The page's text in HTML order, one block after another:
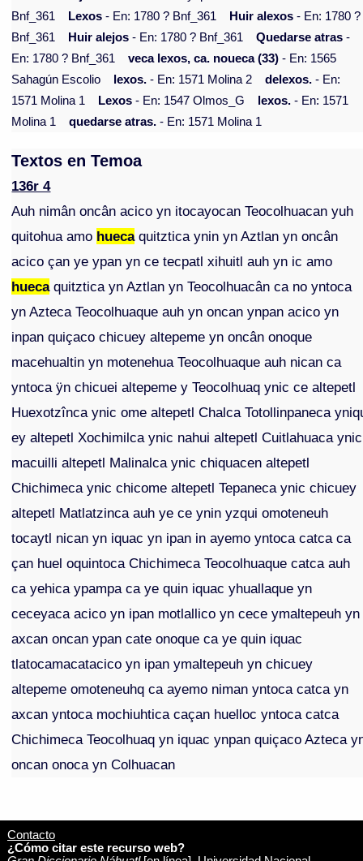
Bnf_361
Lexos - En: 1780 ? Bnf_361 Huir alexos - En: 1780 ?
Bnf_361
Huir alejos - En: 1780 ? Bnf_361 Quedarse atras -
En: 1780 ? Bnf_361
veca lexos, ca. noueca (33) - En: 1565
Sahagún Escolio
lexos. - En: 1571 Molina 2 delexos. - En:
1571 Molina 1
Lexos - En: 1547 Olmos_G lexos. - En: 1571
Molina 1
quedarse atras. - En: 1571 Molina 1
Textos en Temoa
136r 4
Auh nimân oncân acico yn itocayocan Teocolhuacan yuh
quitohua amo huecaquitztica ynin yn Aztlan yn oncân
acico çan ye ypan yn ce tecpatl xihuitl auh yn ic amo
huecaquitztica yn Aztlan yn Teocolhuacân ca no yntoca
yn Azteca Teocolhuaque auh yn oncan ynpan acico yn
inpan quiçaco chicuey altepeme yn oncân onoque
macehualtin yn motenehua Teocolhuaque auh nican ca
yntoca ÿn chicuei altepeme y Teocolhuaq ynic ce altepetl
Huexotzînca ynic ome altepetl Chalca Totollinpaneca
ey altepetl Xochimilca ynic nahui altepetl Cuitlahuaca ynic
macuilli altepetl Malinalca ynic chiquacen altepetl
Chichimeca ynic chicome altepetl Tepaneca ynic chicuey
altepetl Matlatzinca auh ye ce ynin yzqui omoteneuh
tocaytl nican yn iquac yn ipan in ayemo yntoca catca ca
çan huel oquintoca Chichimeca Teocolhuaque catca auh
ca yehica ypampa ca ye quin iquac yhuallaque yn
ceceyaca acico yn ipan motlallico yn cece ymaltepeuh yn
axcan oncan ypan cate onoque ca ye quin iquac
tlatocamacatacico yn ipan ymaltepeuh yn chicuey
altepeme omoteneuhq ca ayemo niman yntoca catca yn
axcan yntoca mochiuhtica caçan huelloc yntoca catca
Chichimeca Teocolhuaq yn iquac ynpan quiçaco Azteca
oncan onoca yn Colhuacan
Contacto
¿Cómo citar este recurso web?